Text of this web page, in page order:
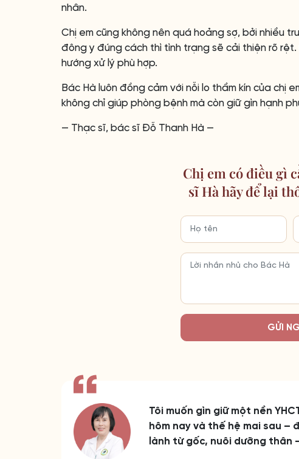
nhân.
Chị em cũng không nên quá hoảng sợ, bởi nhiều
đông y đúng cách thì tình trạng sẽ cải thiện rõ
hướng xử lý phù hợp.
Bác Hà luôn đồng cảm với nỗi lo thầm kín của chị
không chỉ giúp phòng bệnh mà còn giữ gìn hạnh
— Thạc sĩ, bác sĩ Đỗ Thanh Hà —
Chị em có điều gì
sĩ Hà hãy để lại
GỬI
Tôi muốn gìn giữ một nền
hôm nay và thế hệ mai sau –
lành từ gốc, nuôi dưỡng thân